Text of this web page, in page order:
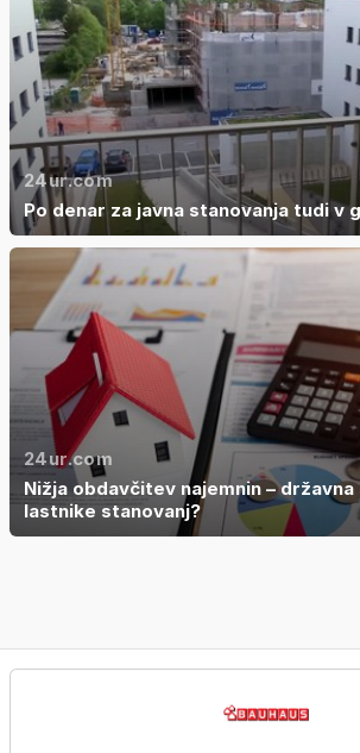
24ur.com
Po denar za javna stanovanja tudi v
24ur.com
Nižja obdavčitev najemnin –
lastnike stanovanj?